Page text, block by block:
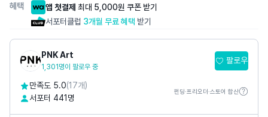
혜택 앱 첫결제 최대 5,000원 쿠폰 받기
서포터클럽 3개월 무료 혜택 받기
PNK Art
1,301명이 팔로우 중
팔로우
만족도 5.0(17개)
서포터 441명
펀딩·프리오더·스토어 합산